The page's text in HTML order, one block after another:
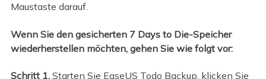
Maustaste darauf.
Wenn Sie den gesicherten 7 Days to Die-Speicher
wiederherstellen möchten, gehen Sie wie folgt vor:
Schritt 1.Starten Sie EaseUS Todo Backup, klicken Sie